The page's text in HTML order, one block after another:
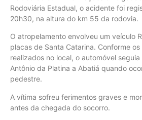
Rodoviária Estadual, o acidente foi
20h30, na altura do km 55 da rodovia.
O atropelamento envolveu um veículo
placas de Santa Catarina. Conforme
realizados no local, o automóvel
Antônio da Platina a Abatiá quando
pedestre.
A vítima sofreu ferimentos graves e
antes da chegada do socorro.